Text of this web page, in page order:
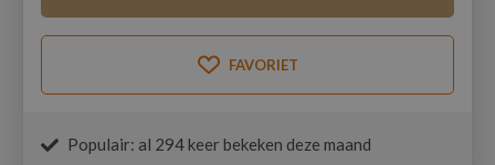
FAVORIET
Populair: al 294 keer bekeken deze maand